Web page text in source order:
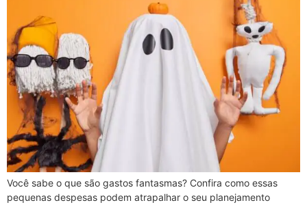
Você sabe o que são gastos fantasmas? Confira como essas
pequenas despesas podem atrapalhar o seu planejamento